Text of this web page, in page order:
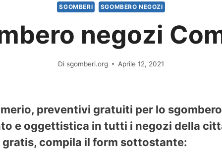
SGOMBERI SGOMBERO NEGOZI
negozi
Di sgomberi.org Aprile 12, 2021
preventivi gratuiti per lo
e oggettistica in tutti i negozi della
compila il form sottostante: